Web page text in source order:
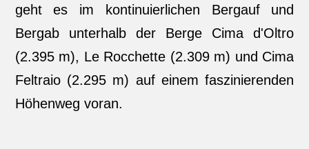
geht es im kontinuierlichen Bergauf und
Bergab unterhalb der Berge Cima d'Oltro
(2.395 m), Le Rocchette (2.309 m) und Cima
Feltraio (2.295 m) auf einem faszinierenden
Höhenweg voran.